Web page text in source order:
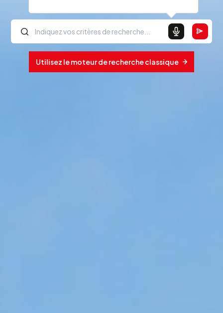
Utilisez le moteur de recherche classique